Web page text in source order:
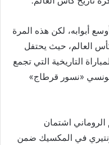
الرقم في مونديال 2026 من أوسع أبوابه، لكن هذه المرة
(1000) في تاريخ كأس العالم، حيث يحتفل
التاريخية التي تجمع
«نسور قرطاج»
الروماني اشتمان
في المكسيك ضمن